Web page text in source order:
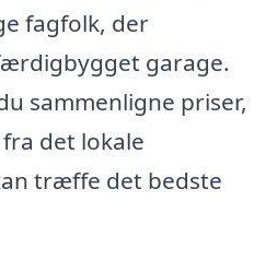
fagfolk, der
garage.
sammenligne priser,
det lokale
træffe det bedste